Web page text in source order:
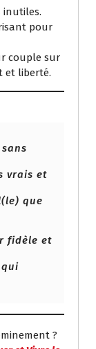
inutiles.
pour
couple sur
et liberté.
vrais et
que
fidèle et
qui
?